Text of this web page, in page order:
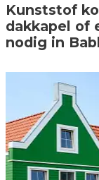
Kunststof
dakkapel of
nodig in